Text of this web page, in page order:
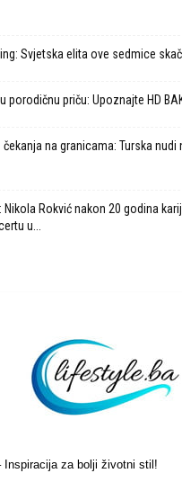
Svjetska elita ove sedmice
porodičnu priču: Upoznajte HD
čekanja na granicama: Turska
Nikola Rokvić nakon 20 godina
u...
za bolji životni stil!